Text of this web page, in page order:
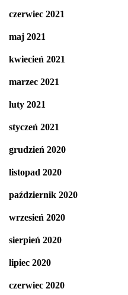
czerwiec 2021
maj 2021
kwiecień 2021
marzec 2021
luty 2021
styczeń 2021
grudzień 2020
listopad 2020
październik 2020
wrzesień 2020
sierpień 2020
lipiec 2020
czerwiec 2020